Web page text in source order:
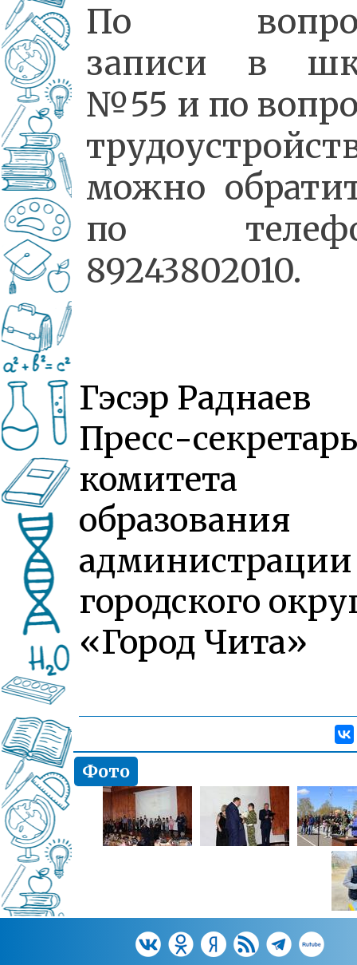
По
записи в
№55 и по
можно
по
89243802010.
Гэсэр Раднаев
Пресс-секретарь
комитета
образования
администрации
городского
«Город Чита»
Фото